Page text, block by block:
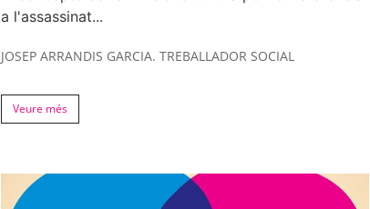
a l'assassinat...
JOSEP ARRANDIS GARCIA. TREBALLADOR SOCIAL
Veure més